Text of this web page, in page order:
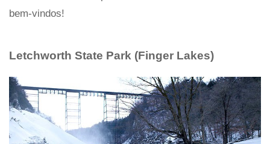
bem-vindos!
Letchworth State Park (Finger Lakes)